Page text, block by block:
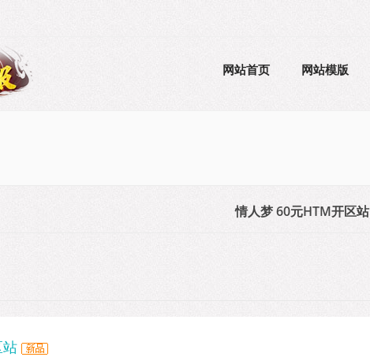
网站首页 网站模版
情人梦 60元HTM开区站